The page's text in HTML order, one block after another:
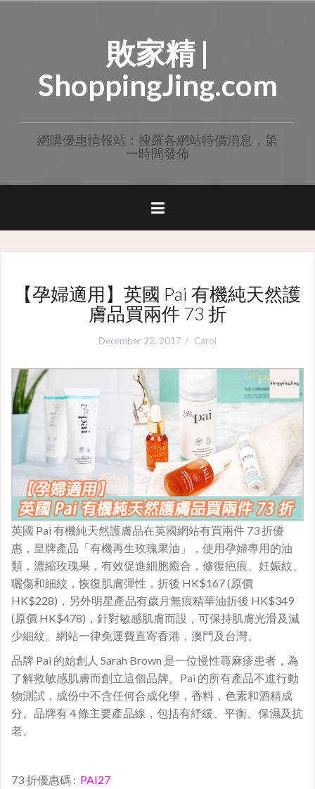
敗家精 |
ShoppingJing.com
網購優惠情報站：搜羅各網站特價消息，第
一時間發佈
【孕婦適用】英國 Pai 有機純天然護
膚品買兩件 73 折
December 22, 2017 Carol
英國 Pai 有機純天然護膚品在英國網站有買兩件 73 折優
惠，皇牌產品「有機再生玫瑰果油」，使用孕婦專用的油
類，濃縮玫瑰果，有效促進細胞癒合，修復疤痕、妊娠紋、
曬傷和細紋，恢復肌膚彈性，折後 HK$167 (原價
HK$228)，另外明星產品有歲月無痕精華油折後 HK$349
(原價 HK$478)，針對敏感肌膚而設，可保持肌膚光滑及減
少細紋。網站一律免運費直寄香港，澳門及台灣。
品牌 Pai 的始創人 Sarah Brown 是一位慢性蕁麻疹患者，為
了解救敏感肌膚而創立這個品牌。Pai 的所有產品不進行動
物測試，成份中不含任何合成化學，香料，色素和酒精成
分。品牌有 4 條主要產品線，包括有紓緩、平衡、保濕及抗
老。
73 折優惠碼 : PAI27